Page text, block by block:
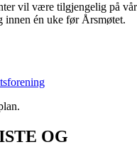
vil være tilgjengelig på vår
innen én uke før Årsmøtet.
OG